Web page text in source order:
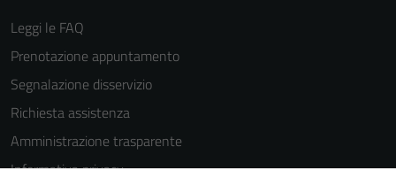
Leggi le FAQ
Prenotazione appuntamento
Segnalazione disservizio
Richiesta assistenza
Amministrazione trasparente
Informativa privacy